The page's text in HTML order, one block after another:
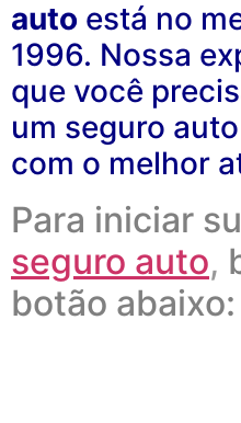
auto está no
1996. Nossa
que você
um seguro
com o melhor
Para iniciar
seguro auto,
botão abaixo: